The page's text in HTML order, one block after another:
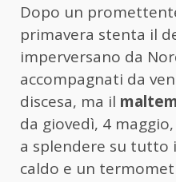
Dopo un
primavera stenta il
imperversano da
accompagnati da
discesa, ma il
da giovedì, 4
a splendere su tutto
caldo e un